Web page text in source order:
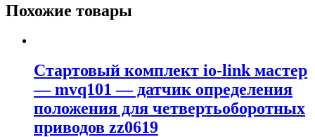
Похожие товары
Стартовый комплект io-link мастер
— mvq101 — датчик определения
положения для четвертьоборотных
приводов zz0619